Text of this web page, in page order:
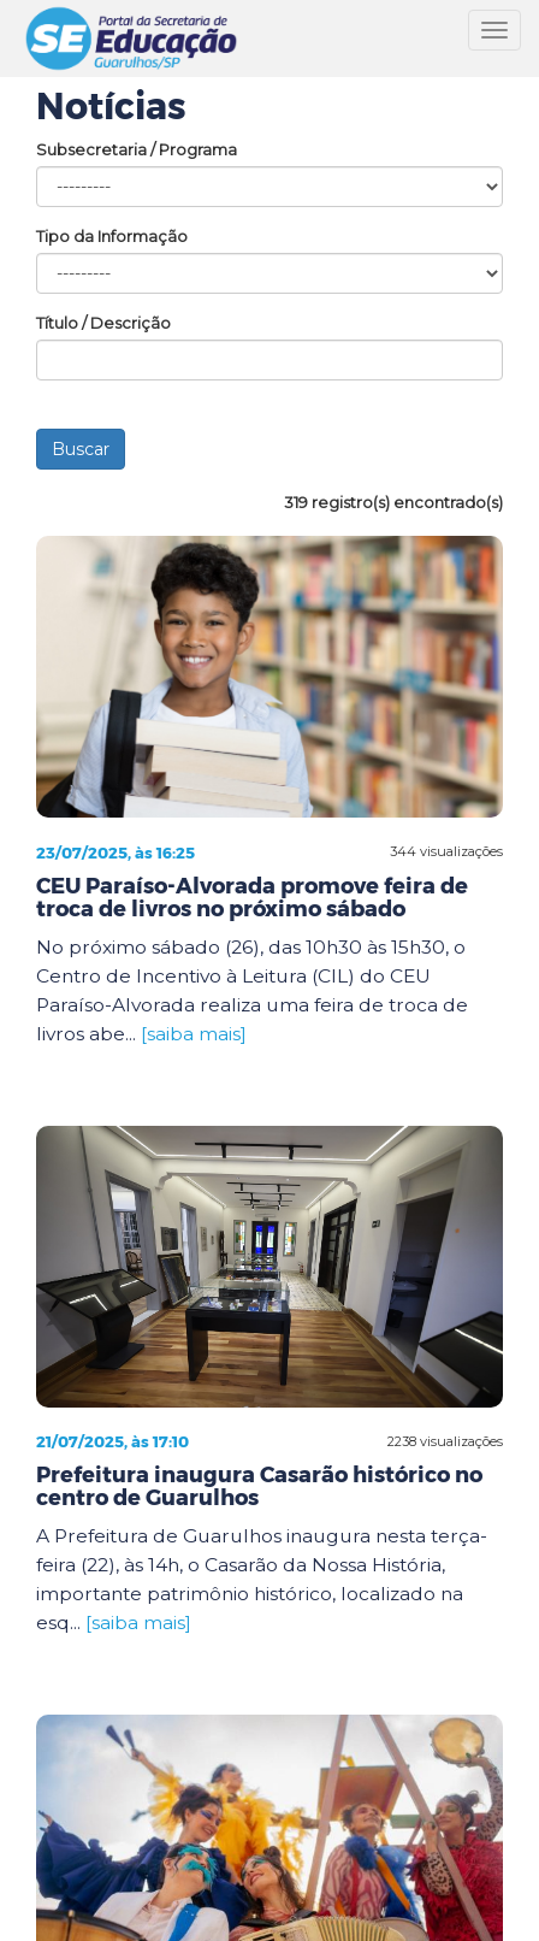
Notícias
Subsecretaria / Programa
Tipo da Informação
Título / Descrição
319 registro(s) encontrado(s)
344 visualizações
23/07/2025, às 16:25
CEU Paraíso-Alvorada promove feira de
troca de livros no próximo sábado
No próximo sábado (26), das 10h30 às 15h30, o
Centro de Incentivo à Leitura (CIL) do CEU
Paraíso-Alvorada realiza uma feira de troca de
livros abe... [saiba mais]
2238 visualizações
21/07/2025, às 17:10
Prefeitura inaugura Casarão histórico no
centro de Guarulhos
A Prefeitura de Guarulhos inaugura nesta terça-
feira (22), às 14h, o Casarão da Nossa História,
importante patrimônio histórico, localizado na
esq... [saiba mais]